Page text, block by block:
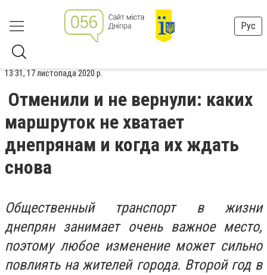
Рус
13:31, 17 листопада 2020 р.
Отменили и не вернули: каких
маршруток не хватает
днепрянам и когда их ждать
снова
Общественный транспорт в жизни
днепрян занимает очень важное место,
поэтому любое изменение может сильно
повлиять на жителей города. Второй год в